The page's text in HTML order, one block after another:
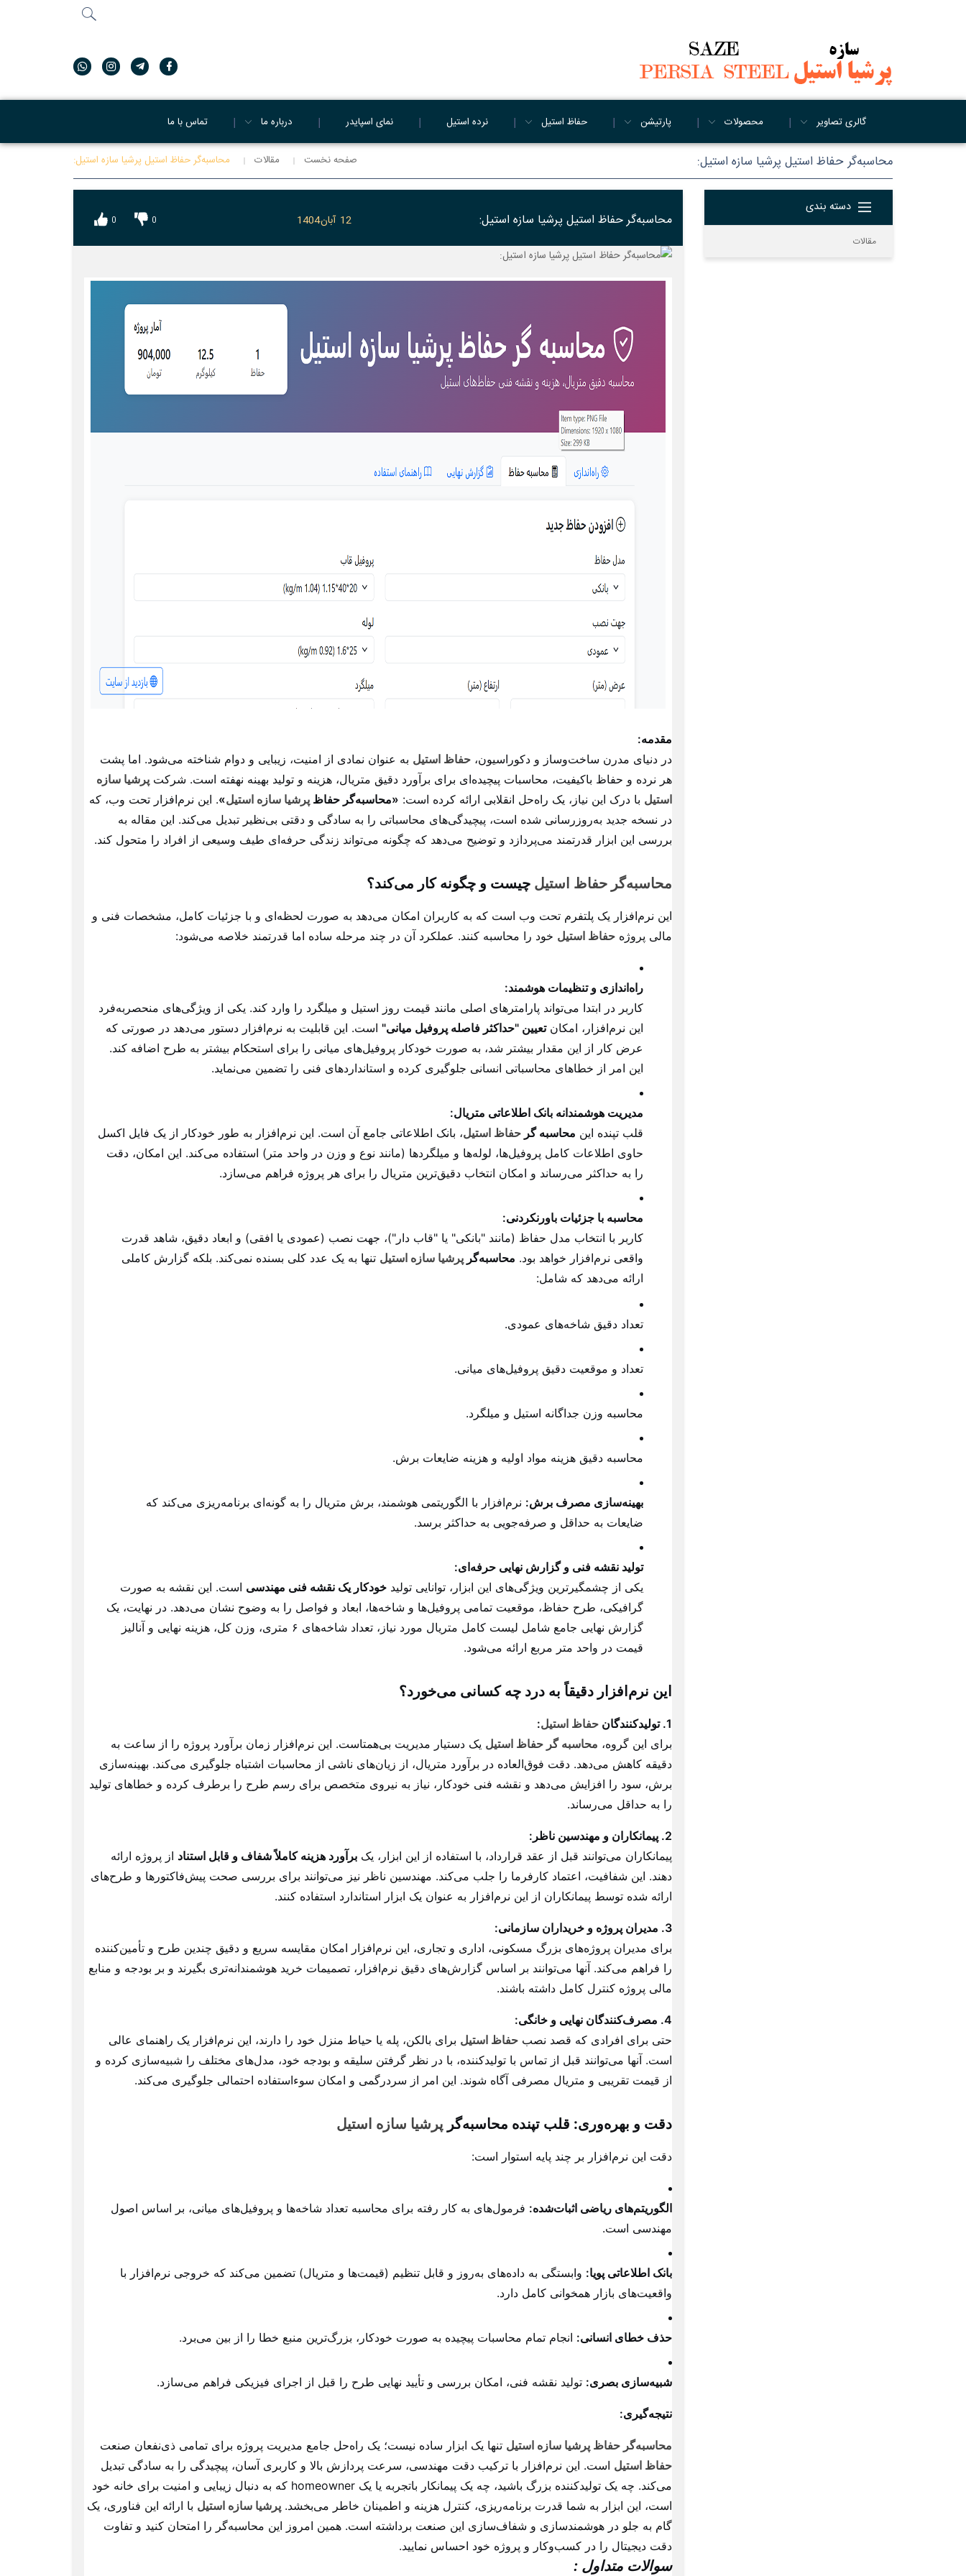
گالری تصاویر محصولات پارتیشن حفاظ استیل نرده استیل نمای اسپایدر درباره ما تماس با ما
محاسبه‌گر حفاظ استیل پرشیا سازه استیل: صفحه نخست مقالات محاسبه‌گر حفاظ استیل پرشیا سازه استیل:
دسته بندی
مقالات
محاسبه‌گر حفاظ استیل پرشیا سازه استیل: 12 آبان1404
0
0
مقدمه:
در دنیای مدرن ساخت‌وساز و دکوراسیون، حفاظ استیل به عنوان نمادی از امنیت، زیبایی و دوام شناخته می‌شود. اما پشت
هر نرده و حفاظ باکیفیت، محاسبات پیچیده‌ای برای برآورد دقیق متریال، هزینه و تولید بهینه نهفته است. شرکت پرشیا سازه
استیل با درک این نیاز، یک راه‌حل انقلابی ارائه کرده است: «محاسبه‌گر حفاظپرشیا سازه استیل». این نرم‌افزار تحت وب، که
در نسخه جدید به‌روزرسانی شده است، پیچیدگی‌های محاسباتی را به سادگی و دقتی بی‌نظیر تبدیل می‌کند. این مقاله به
بررسی این ابزار قدرتمند می‌پردازد و توضیح می‌دهد که چگونه می‌تواند زندگی حرفه‌ای طیف وسیعی از افراد را متحول کند.
محاسبه‌گر حفاظ استیل چیست و چگونه کار می‌کند؟
این نرم‌افزار یک پلتفرم تحت وب است که به کاربران امکان می‌دهد به صورت لحظه‌ای و با جزئیات کامل، مشخصات فنی و
مالی پروژهحفاظ استیل خود را محاسبه کنند. عملکرد آن در چند مرحله ساده اما قدرتمند خلاصه می‌شود:
راه‌اندازی و تنظیمات هوشمند:
کاربر در ابتدا می‌تواند پارامترهای اصلی مانند قیمت روز استیل و میلگرد را وارد کند. یکی از ویژگی‌های منحصربه‌فرد
این نرم‌افزار، امکان تعیین "حداکثر فاصله پروفیل میانی" است. این قابلیت به نرم‌افزار دستور می‌دهد در صورتی که
عرض کار از این مقدار بیشتر شد، به صورت خودکار پروفیل‌های میانی را برای استحکام بیشتر به طرح اضافه کند.
این امر از خطاهای محاسباتی انسانی جلوگیری کرده و استانداردهای فنی را تضمین می‌نماید.
مدیریت هوشمندانه بانک اطلاعاتی متریال:
قلب تپنده این محاسبه گرحفاظ استیل، بانک اطلاعاتی جامع آن است. این نرم‌افزار به طور خودکار از یک فایل اکسل
حاوی اطلاعات کامل پروفیل‌ها، لوله‌ها و میلگردها (مانند نوع و وزن در واحد متر) استفاده می‌کند. این امکان، دقت
را به حداکثر می‌رساند و امکان انتخاب دقیق‌ترین متریال را برای هر پروژه فراهم می‌سازد.
محاسبه با جزئیات باورنکردنی:
کاربر با انتخاب مدل حفاظ (مانند "بانکی" یا "قاب دار")، جهت نصب (عمودی یا افقی) و ابعاد دقیق، شاهد قدرت
واقعی نرم‌افزار خواهد بود. محاسبه‌گرپرشیا سازه استیل تنها به یک عدد کلی بسنده نمی‌کند. بلکه گزارش کاملی
ارائه می‌دهد که شامل:
تعداد دقیق شاخه‌های عمودی.
تعداد و موقعیت دقیق پروفیل‌های میانی.
محاسبه وزن جداگانه استیل و میلگرد.
محاسبه دقیق هزینه مواد اولیه و هزینه ضایعات برش.
بهینه‌سازی مصرف برش: نرم‌افزار با الگوریتمی هوشمند، برش متریال را به گونه‌ای برنامه‌ریزی می‌کند که
ضایعات به حداقل و صرفه‌جویی به حداکثر برسد.
تولید نقشه فنی و گزارش نهایی حرفه‌ای:
یکی از چشمگیرترین ویژگی‌های این ابزار، توانایی تولید خودکار یک نقشه فنی مهندسی است. این نقشه به صورت
گرافیکی، طرح حفاظ، موقعیت تمامی پروفیل‌ها و شاخه‌ها، ابعاد و فواصل را به وضوح نشان می‌دهد. در نهایت، یک
گزارش نهایی جامع شامل لیست کامل متریال مورد نیاز، تعداد شاخه‌های ۶ متری، وزن کل، هزینه نهایی و آنالیز
قیمت در واحد متر مربع ارائه می‌شود.
این نرم‌افزار دقیقاً به درد چه کسانی می‌خورد؟
1. تولیدکنندگان حفاظ استیل:
برای این گروه، محاسبه گرحفاظ استیل یک دستیار مدیریت بی‌همتاست. این نرم‌افزار زمان برآورد پروژه را از ساعت به
دقیقه کاهش می‌دهد. دقت فوق‌العاده در برآورد متریال، از زیان‌های ناشی از محاسبات اشتباه جلوگیری می‌کند. بهینه‌سازی
برش، سود را افزایش می‌دهد و نقشه فنی خودکار، نیاز به نیروی متخصص برای رسم طرح را برطرف کرده و خطاهای تولید
را به حداقل می‌رساند.
2. پیمانکاران و مهندسین ناظر:
پیمانکاران می‌توانند قبل از عقد قرارداد، با استفاده از این ابزار، یک برآورد هزینه کاملاً شفاف و قابل استناد از پروژه ارائه
دهند. این شفافیت، اعتماد کارفرما را جلب می‌کند. مهندسین ناظر نیز می‌توانند برای بررسی صحت پیش‌فاکتورها و طرح‌های
ارائه شده توسط پیمانکاران از این نرم‌افزار به عنوان یک ابزار استاندارد استفاده کنند.
3. مدیران پروژه و خریداران سازمانی:
برای مدیران پروژه‌های بزرگ مسکونی، اداری و تجاری، این نرم‌افزار امکان مقایسه سریع و دقیق چندین طرح و تأمین‌کننده
را فراهم می‌کند. آنها می‌توانند بر اساس گزارش‌های دقیق نرم‌افزار، تصمیمات خرید هوشمندانه‌تری بگیرند و بر بودجه و منابع
مالی پروژه کنترل کامل داشته باشند.
4. مصرف‌کنندگان نهایی و خانگی:
حتی برای افرادی که قصد نصب حفاظ استیل برای بالکن، پله یا حیاط منزل خود را دارند، این نرم‌افزار یک راهنمای عالی
است. آنها می‌توانند قبل از تماس با تولیدکننده، با در نظر گرفتن سلیقه و بودجه خود، مدل‌های مختلف را شبیه‌سازی کرده و
از قیمت تقریبی و متریال مصرفی آگاه شوند. این امر از سردرگمی و امکان سوءاستفاده احتمالی جلوگیری می‌کند.
دقت و بهره‌وری: قلب تپنده محاسبه‌گرپرشیا سازه استیل
دقت این نرم‌افزار بر چند پایه استوار است:
الگوریتم‌های ریاضی اثبات‌شده: فرمول‌های به کار رفته برای محاسبه تعداد شاخه‌ها و پروفیل‌های میانی، بر اساس اصول
مهندسی است.
بانک اطلاعاتی پویا: وابستگی به داده‌های به‌روز و قابل تنظیم (قیمت‌ها و متریال) تضمین می‌کند که خروجی نرم‌افزار با
واقعیت‌های بازار همخوانی کامل دارد.
حذف خطای انسانی: انجام تمام محاسبات پیچیده به صورت خودکار، بزرگ‌ترین منبع خطا را از بین می‌برد.
شبیه‌سازی بصری: تولید نقشه فنی، امکان بررسی و تأیید نهایی طرح را قبل از اجرای فیزیکی فراهم می‌سازد.
نتیجه‌گیری:
محاسبه‌گر حفاظپرشیا سازه استیل تنها یک ابزار ساده نیست؛ یک راه‌حل جامع مدیریت پروژه برای تمامی ذی‌نفعان صنعت
حفاظ استیل است. این نرم‌افزار با ترکیب دقت مهندسی، سرعت پردازش بالا و کاربری آسان، پیچیدگی را به سادگی تبدیل
می‌کند. چه یک تولیدکننده بزرگ باشید، چه یک پیمانکار باتجربه یا یک homeowner که به دنبال زیبایی و امنیت برای خانه خود
است، این ابزار به شما قدرت برنامه‌ریزی، کنترل هزینه و اطمینان خاطر می‌بخشد. پرشیا سازه استیل با ارائه این فناوری، یک
گام به جلو در هوشمندسازی و شفاف‌سازی این صنعت برداشته است. همین امروز این محاسبه‌گر را امتحان کنید و تفاوت
دقت دیجیتال را در کسب‌وکار و پروژه خود احساس نمایید.
سوالات متداول :